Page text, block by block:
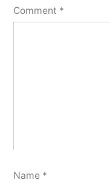
Comment *
Name *